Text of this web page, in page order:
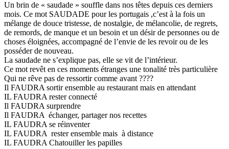
Un brin de « saudade » souffle dans nos têtes depuis ces derniers
mois. Ce mot SAUDADE pour les portugais ,c’est à la fois un
mélange de douce tristesse, de nostalgie, de mélancolie, de regrets,
de remords, de manque et un besoin et un désir de personnes ou de
choses éloignées, accompagné de l’envie de les revoir ou de les
posséder de nouveau.
La saudade ne s’explique pas, elle se vit de l’intérieur.
Ce mot revêt en ces moments étranges une tonalité très particulière
Qui ne rêve pas de ressortir comme avant ????
Il FAUDRA sortir ensemble au restaurant mais en attendant
IL FAUDRA rester connecté
Il FAUDRA surprendre
Il FAUDRA échanger, partager nos recettes
IL FAUDRA se réinventer
IL FAUDRA rester ensemble mais à distance
IL FAUDRA Chatouiller les papilles